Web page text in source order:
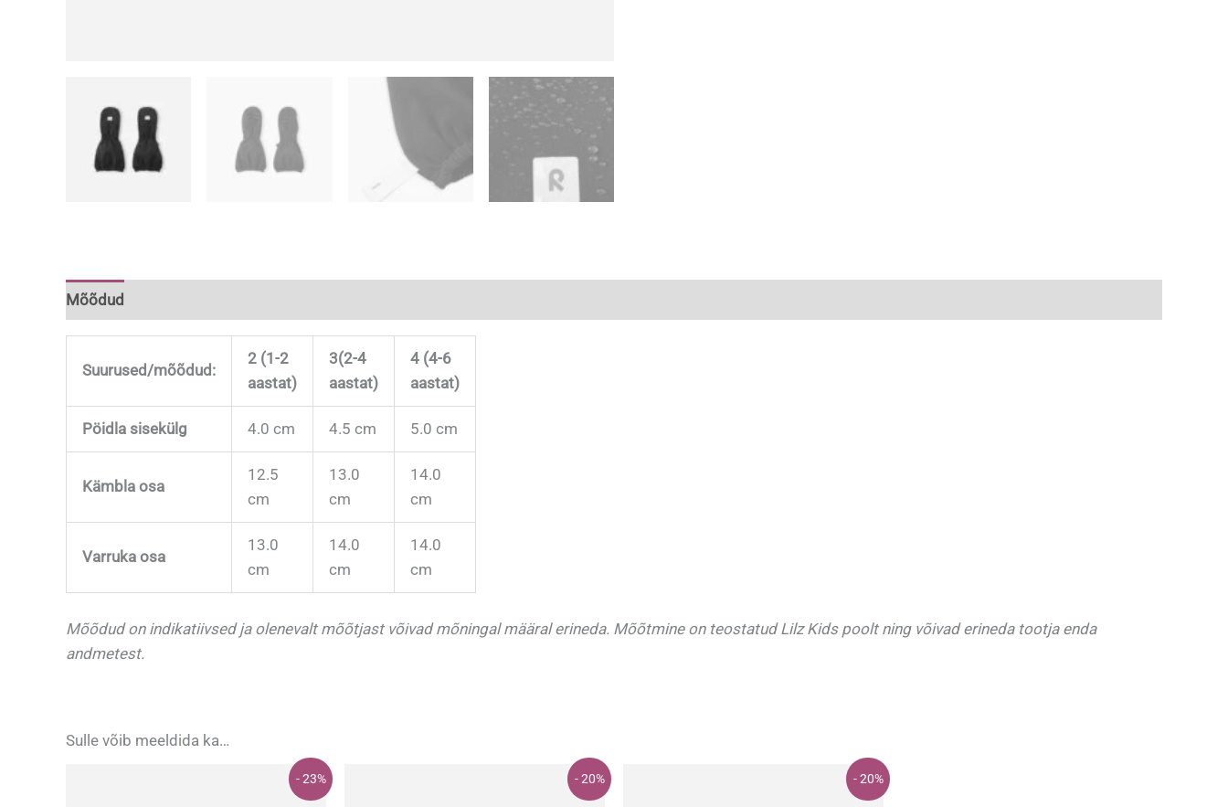
Mõõdud
Suurused/mõõdud:
2 (1-2
aastat)
3(2-4
aastat)
4 (4-6
aastat)
Pöidla sisekülg 4.0 cm 4.5 cm 5.0 cm
Kämbla osa
12.5
cm
13.0
cm
14.0
cm
Varruka osa
13.0
cm
14.0
cm
14.0
cm
Mõõdud on indikatiivsed ja olenevalt mõõtjast võivad mõningal määral erineda. Mõõtmine on teostatud Lilz Kids poolt ning võivad erineda tootja enda
andmetest.
Sulle võib meeldida ka…
- 23% - 20% - 20%